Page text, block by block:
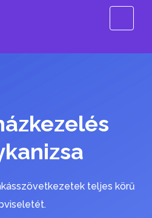
teljes körű